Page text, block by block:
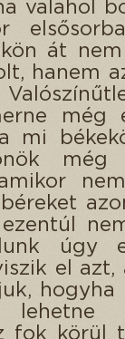
valahol
át
hanem
még
mi
úgy
el azt,
hogyha
lehetne
fok körül